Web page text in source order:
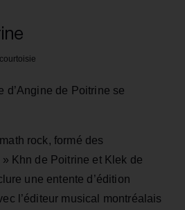
d’Angine de Poitrine se
rock, formé des
Khn de Poitrine et Klek de
une entente d’édition
l’éditeur musical montréalais